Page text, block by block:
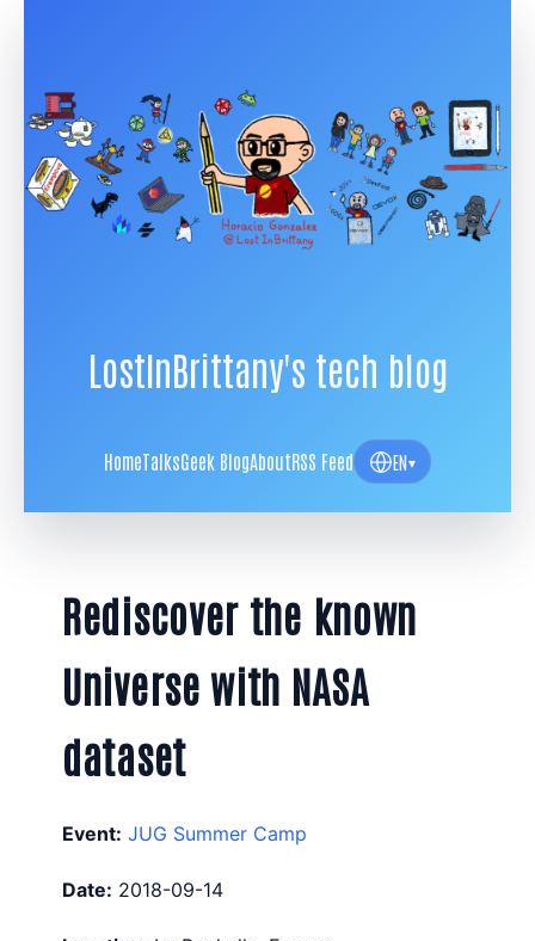
LostInBrittany's tech blog
HomeTalksGeek BlogAboutRSS Feed EN▾
Rediscover the known
Universe with NASA
dataset
Event: JUG Summer Camp
Date: 2018-09-14